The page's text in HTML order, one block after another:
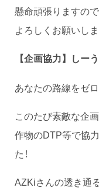
懸命頑張りますの
よろしくお願いしま
【企画協力】 しー
あなたの路線をゼ
このたび素敵な企
作物のDTP等で協
た！
AZKiさんの透き通